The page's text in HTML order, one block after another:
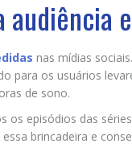
audiência
nas mídias
para os usuários
de sono.
os episódios das
brincadeira e